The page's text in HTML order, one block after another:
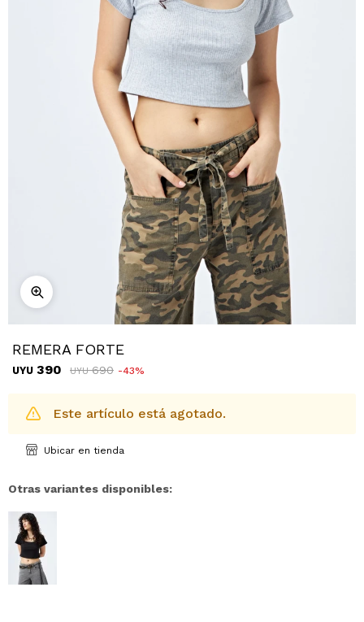
REMERA FORTE
UYU 390 UYU 690 43
Este artículo está agotado.
Ubicar en tienda
Otras variantes disponibles: